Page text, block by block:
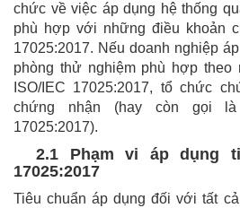
chức về việc áp dụng hệ thống
phù hợp với những điều khoản
17025:2017. Nếu doanh nghiệp
phòng thử nghiệm phù hợp theo
ISO/IEC 17025:2017, tổ chức
chứng nhận (hay còn gọi là
17025:2017).
2.1 Phạm vi áp dụng
17025:2017
Tiêu chuẩn áp dụng đối với tất